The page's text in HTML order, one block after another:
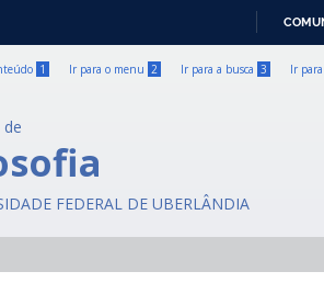
1 Ir para o menu 2 Ir para a busca 3 Ir
FEDERAL DE UBERLÂNDIA